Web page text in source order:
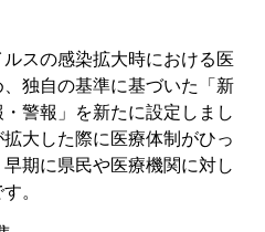
スの感染拡大時における医
独自の基準に基づいた「新
警報」を新たに設定しまし
大した際に医療体制がひっ
期に県民や医療機関に対し
。